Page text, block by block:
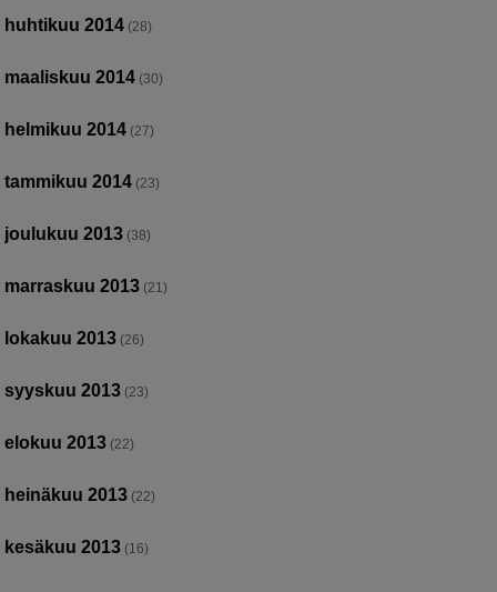
huhtikuu 2014 (28)
maaliskuu 2014 (30)
helmikuu 2014 (27)
tammikuu 2014 (23)
joulukuu 2013 (38)
marraskuu 2013 (21)
lokakuu 2013 (26)
syyskuu 2013 (23)
elokuu 2013 (22)
heinäkuu 2013 (22)
kesäkuu 2013 (16)